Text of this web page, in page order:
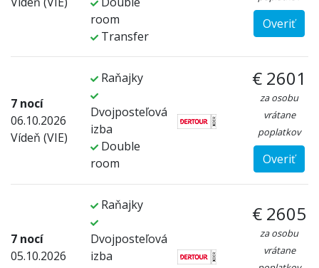
room
Transfer
Overiť
7 nocí
06.10.2026
Vídeň (VIE)
Raňajky
Dvojposteľová
izba
Double
room
€ 2601
za osobu
vrátane
poplatkov
Overiť
7 nocí
05.10.2026
Raňajky
Dvojposteľová
izba
€ 2605
za osobu
vrátane